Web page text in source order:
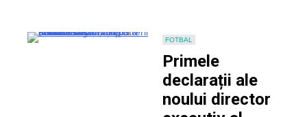
necontestat”
FOTBAL
Primele
declarații ale
noului director